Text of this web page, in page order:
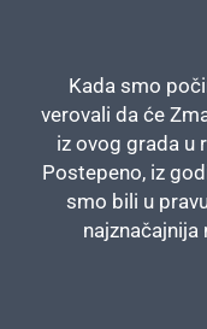
Kada smo
verovali da će
iz ovog grada u
Postepeno, iz
smo bili u